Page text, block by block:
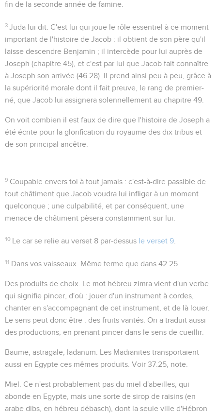
fin de la seconde année de famine.
3 Juda lui dit . C'est lui qui joue le rôle essentiel à ce moment
important de l'histoire de Jacob : il obtient de son père qu'il
laisse descendre Benjamin ; il intercède pour lui auprès de
Joseph (chapitre 45), et c'est par lui que Jacob fait connaître
à Joseph son arrivée (46.28). Il prend ainsi peu à peu, grâce à
la supériorité morale dont il fait preuve, le rang de premier-
né, que Jacob lui assignera solennellement au chapitre 49.
On voit combien il est faux de dire que l'histoire de Joseph a
été écrite pour la glorification du royaume des dix tribus et
de son principal ancêtre.
9 Coupable envers toi à tout jamais : c'est-à-dire passible de
tout châtiment que Jacob voudra lui infliger à un moment
quelconque ; une culpabilité, et par conséquent, une
menace de châtiment pèsera constamment sur lui.
10 Le car se relie au verset 8 par-dessus le verset 9
11 Dans vos vaisseaux . Même terme que dans42.25
Des produits de choix . Le mot hébreu zimra vient d'un verbe
qui signifie pincer , d'où : jouer d'un instrument à cordes,
chanter en s'accompagnant de cet instrument, et de là louer.
Le sens peut donc être : des fruits vantés . On a traduit aussi
des productions , en prenant pincer dans le sens de cueillir.
Baume, astragale, ladanum . Les Madianites transportaient
aussi en Egypte ces mêmes produits. Voir 37.25 , note.
Miel . Ce n'est probablement pas du miel d'abeilles, qui
abonde en Egypte, mais une sorte de sirop de raisins (en
arabe dibs , en hébreu débasch), dont la seule ville d'Hébron